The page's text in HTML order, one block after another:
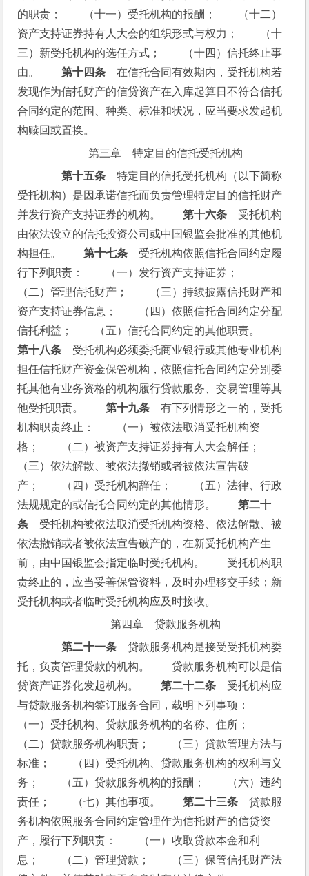
的职责；　　（十一）受托机构的报酬；　　（十二）
资产支持证券持有人大会的组织形式与权力；　　（十
三）新受托机构的选任方式；　　（十四）信托终止事
由。 第十四条 在信托合同有效期内，受托机构若
发现作为信托财产的信贷资产在入库起算日不符合信托
合同约定的范围、种类、标准和状况，应当要求发起机
构赎回或置换。
第三章　特定目的信托受托机构
第十五条 特定目的信托受托机构（以下简称
受托机构）是因承诺信托而负责管理特定目的信托财产
并发行资产支持证券的机构。 第十六条 受托机构
由依法设立的信托投资公司或中国银监会批准的其他机
构担任。 第十七条 受托机构依照信托合同约定履
行下列职责：　　（一）发行资产支持证券；
（二）管理信托财产；　　（三）持续披露信托财产和
资产支持证券信息；　　（四）依照信托合同约定分配
信托利益；　　（五）信托合同约定的其他职责。
第十八条 受托机构必须委托商业银行或其他专业机构
担任信托财产资金保管机构，依照信托合同约定分别委
托其他有业务资格的机构履行贷款服务、交易管理等其
他受托职责。 第十九条 有下列情形之一的，受托
机构职责终止：　　（一）被依法取消受托机构资
格；　　（二）被资产支持证券持有人大会解任；
（三）依法解散、被依法撤销或者被依法宣告破
产；　　（四）受托机构辞任；　　（五）法律、行政
法规规定的或信托合同约定的其他情形。 第二十
条 受托机构被依法取消受托机构资格、依法解散、被
依法撤销或者被依法宣告破产的，在新受托机构产生
前，由中国银监会指定临时受托机构。　　受托机构职
责终止的，应当妥善保管资料，及时办理移交手续；新
受托机构或者临时受托机构应及时接收。
第四章　贷款服务机构
第二十一条 贷款服务机构是接受受托机构委
托，负责管理贷款的机构。　　贷款服务机构可以是信
贷资产证券化发起机构。 第二十二条 受托机构应
与贷款服务机构签订服务合同，载明下列事项：
（一）受托机构、贷款服务机构的名称、住所；
（二）贷款服务机构职责；　　（三）贷款管理方法与
标准；　　（四）受托机构、贷款服务机构的权利与义
务；　　（五）贷款服务机构的报酬；　　（六）违约
责任；　　（七）其他事项。 第二十三条 贷款服
务机构依照服务合同约定管理作为信托财产的信贷资
产，履行下列职责：　　（一）收取贷款本金和利
息；　　（二）管理贷款；　　（三）保管信托财产法